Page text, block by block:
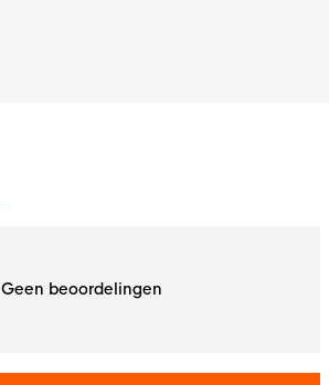
Geen beoordelingen